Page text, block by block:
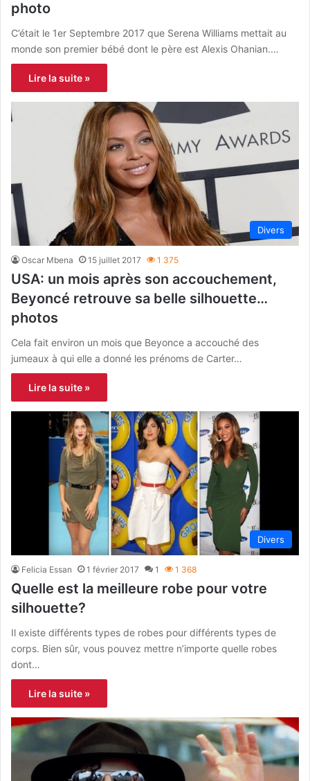
photo
C’était le 1er Septembre 2017 que Serena Williams mettait au
monde son premier bébé dont le père est Alexis Ohanian.…
Lire la suite »
Divers
Oscar Mbena 15 juillet 2017 1 375
USA: un mois après son accouchement,
Beyoncé retrouve sa belle silhouette…
photos
Cela fait environ un mois que Beyonce a accouché des
jumeaux à qui elle a donné les prénoms de Carter…
Lire la suite »
Divers
Felicia Essan 1 février 2017 1 1 368
Quelle est la meilleure robe pour votre
silhouette?
Il existe différents types de robes pour différents types de
corps. Bien sûr, vous pouvez mettre n’importe quelle robes
dont…
Lire la suite »